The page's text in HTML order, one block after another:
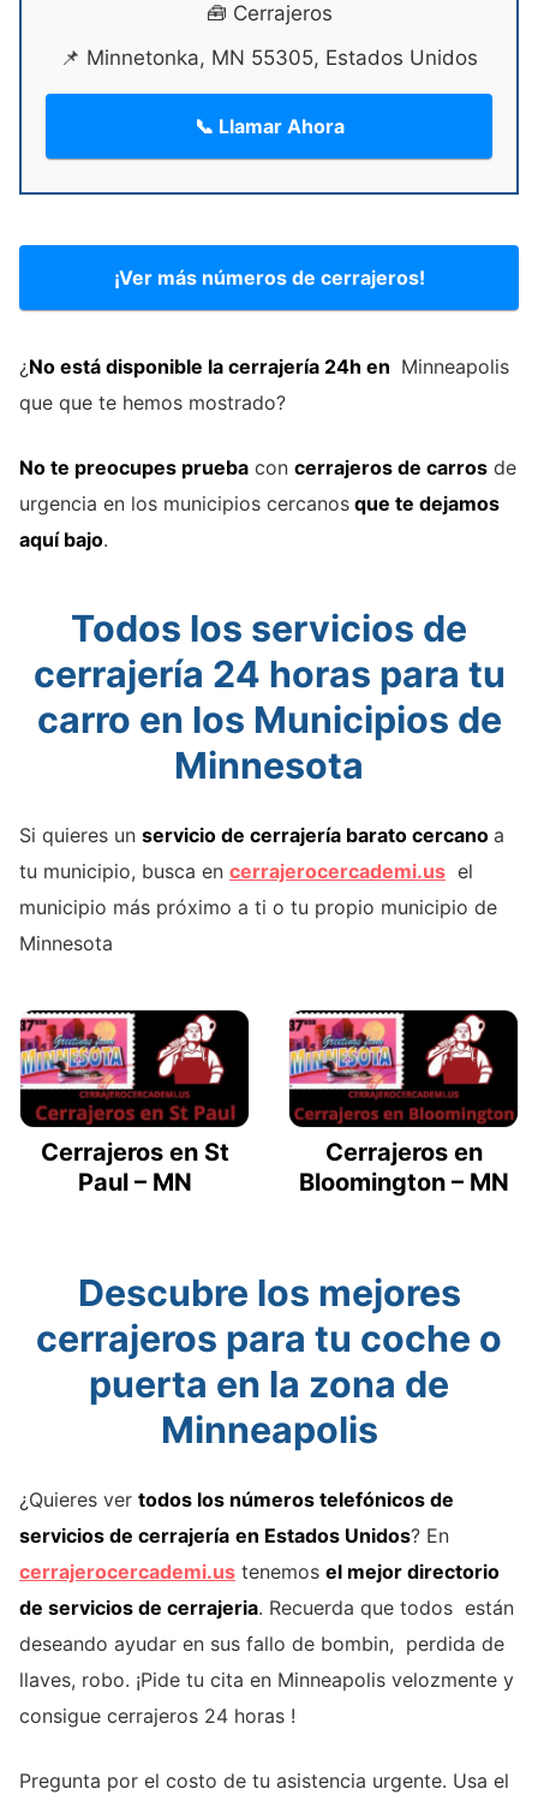
🧰 Cerrajeros
📌 Minnetonka, MN 55305, Estados Unidos
📞 Llamar Ahora
¡Ver más números de cerrajeros!
¿No está disponible la cerrajería 24h en Minneapolis
que que te hemos mostrado?
No te preocupes prueba con cerrajeros de carros de
urgencia en los municipios cercanos que te dejamos
aquí bajo.
Todos los servicios de
cerrajería 24 horas para tu
carro en los Municipios de
Minnesota
Si quieres un servicio de cerrajería barato cercano a
tu municipio, busca en cerrajerocercademi.us el
municipio más próximo a ti o tu propio municipio de
Minnesota
Cerrajeros en St
Paul – MN
Cerrajeros en
Bloomington – MN
Descubre los mejores
cerrajeros para tu coche o
puerta en la zona de
Minneapolis
¿Quieres ver todos los números telefónicos de
servicios de cerrajería en Estados Unidos? En
cerrajerocercademi.us tenemos el mejor directorio
de servicios de cerrajeria. Recuerda que todos están
deseando ayudar en sus fallo de bombin, perdida de
llaves, robo. ¡Pide tu cita en Minneapolis velozmente y
consigue cerrajeros 24 horas !
Pregunta por el costo de tu asistencia urgente. Usa el